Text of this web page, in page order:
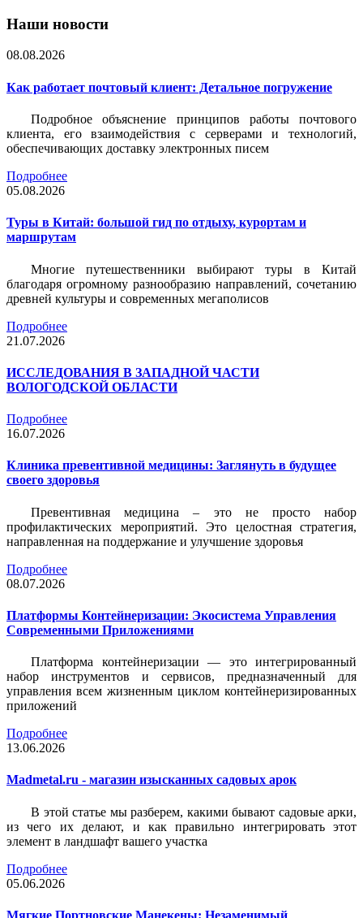
Наши новости
08.08.2026
Как работает почтовый клиент: Детальное погружение
Подробное объяснение принципов работы почтового
клиента, его взаимодействия с серверами и технологий,
обеспечивающих доставку электронных писем
Подробнее
05.08.2026
Туры в Китай: большой гид по отдыху, курортам и
маршрутам
Многие путешественники выбирают туры в Китай
благодаря огромному разнообразию направлений, сочетанию
древней культуры и современных мегаполисов
Подробнее
21.07.2026
ИССЛЕДОВАНИЯ В ЗАПАДНОЙ ЧАСТИ
ВОЛОГОДСКОЙ ОБЛАСТИ
Подробнее
16.07.2026
Клиника превентивной медицины: Заглянуть в будущее
своего здоровья
Превентивная медицина – это не просто набор
профилактических мероприятий. Это целостная стратегия,
направленная на поддержание и улучшение здоровья
Подробнее
08.07.2026
Платформы Контейнеризации: Экосистема Управления
Современными Приложениями
Платформа контейнеризации — это интегрированный
набор инструментов и сервисов, предназначенный для
управления всем жизненным циклом контейнеризированных
приложений
Подробнее
13.06.2026
Madmetal.ru - магазин изысканных садовых арок
В этой статье мы разберем, какими бывают садовые арки,
из чего их делают, и как правильно интегрировать этот
элемент в ландшафт вашего участка
Подробнее
05.06.2026
Мягкие Портновские Манекены: Незаменимый